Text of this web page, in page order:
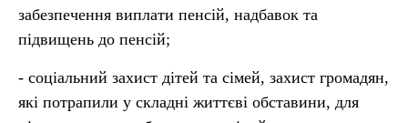
забезпечення виплати пенсій, надбавок та
підвищень до пенсій;
- соціальний захист дітей та сімей, захист громадян,
які потрапили у складні життєві обставини, для